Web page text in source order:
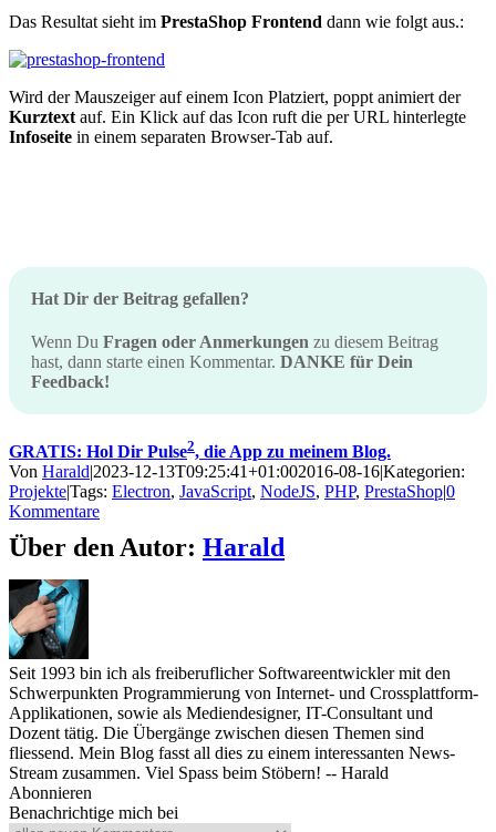
Das Resultat sieht im PrestaShop Frontend dann wie folgt aus.:
Wird der Mauszeiger auf einem Icon Platziert, poppt animiert der
Kurztext auf. Ein Klick auf das Icon ruft die per URL hinterlegte
Infoseite in einem separaten Browser-Tab auf.
Hat Dir der Beitrag gefallen?
Wenn Du Fragen oder Anmerkungen zu diesem Beitrag
hast, dann starte einen Kommentar. DANKE für Dein
Feedback!
GRATIS: Hol Dir Pulse2, die App zu meinem Blog.
Von Harald|2023-12-13T09:25:41+01:002016-08-16|Kategorien:
Projekte|Tags: Electron, JavaScript, NodeJS, PHP, PrestaShop|0
Kommentare
Über den Autor: Harald
Seit 1993 bin ich als freiberuflicher Softwareentwickler mit den
Schwerpunkten Programmierung von Internet- und Crossplattform-
Applikationen, sowie als Mediendesigner, IT-Consultant und
Dozent tätig. Die Übergänge zwischen diesen Themen sind
fliessend. Mein Blog fasst all dies zu einem interessanten News-
Stream zusammen. Viel Spass beim Stöbern! -- Harald
Abonnieren
Benachrichtige mich bei